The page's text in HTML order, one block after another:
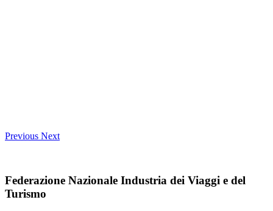
Previous Next
Federazione Nazionale Industria dei Viaggi e del
Turismo